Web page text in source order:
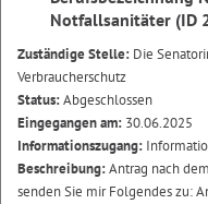
Notfallsanitäter (ID
Zuständige Stelle: Die
Verbraucherschutz
Status:Abgeschlossen
Eingegangen am: 30.06.2025
Informationszugang:
Beschreibung:Antrag nach
senden Sie mir Folgendes zu: